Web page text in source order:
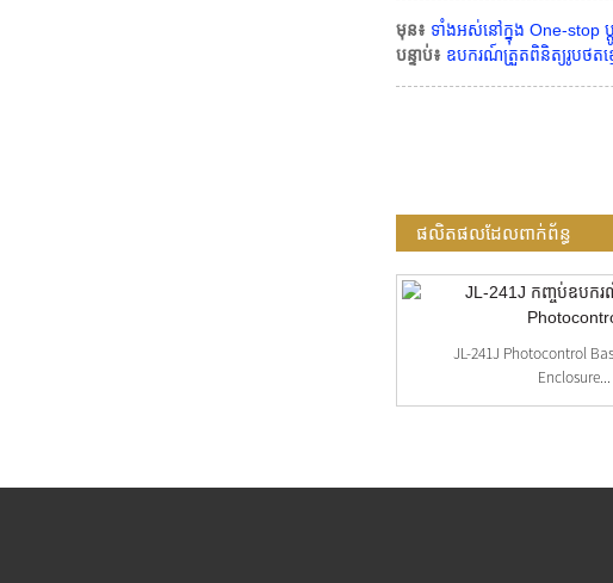
មុន៖ ទាំងអស់នៅក្នុង One-stop
បន្ទាប់៖ ឧបករណ៍ត្រួតពិនិត្យរូបថត
ផលិតផលដែលពាក់ព័ន្ធ
JL-241J Photocontrol
Enclosure...